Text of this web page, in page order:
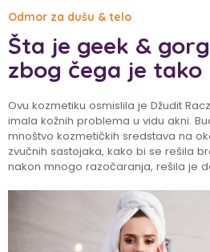
Odmor za dušu & telo
Šta je geek &
zbog čega je tako
Ovu kozmetiku osmislila je Džudit
imala kožnih problema u vidu akni.
mnoštvo kozmetičkih sredstava na
zvučnih sastojaka, kako bi se rešila
nakon mnogo razočaranja, rešila je